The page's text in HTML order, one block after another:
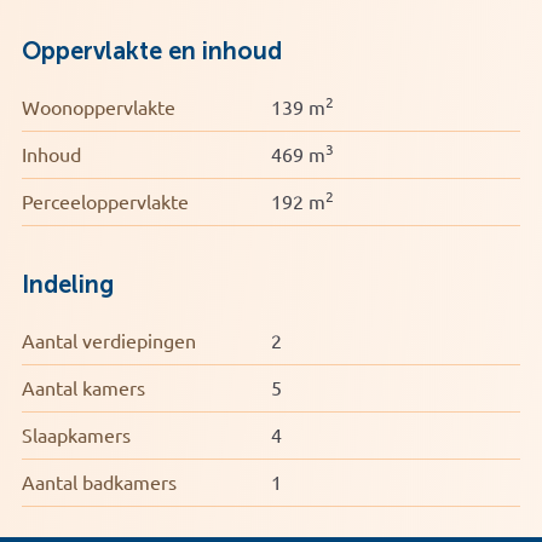
– Woonoppervlakte ca. 139 m²
– Ruime, luxe, open keuken
– Eerste verdieping voorzien kunststof kozijnen
Oppervlakte en inhoud
Woonoppervlakte 139 m2
Inhoud 469 m3
Perceeloppervlakte 192 m2
Indeling
Aantal verdiepingen 2
Aantal kamers 5
Slaapkamers 4
Aantal badkamers 1